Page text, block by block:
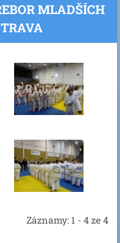
MLADŠÍCH
Záznamy: 1 - 4 ze 4